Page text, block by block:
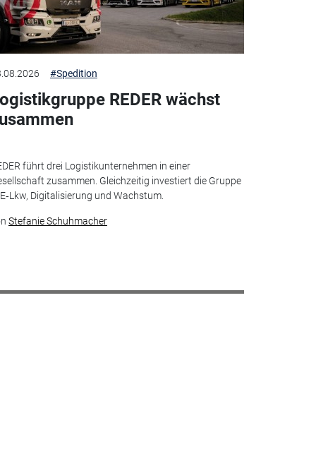
#Spedition
REDER wächst
führt drei Logistikunternehmen in einer
zusammen. Gleichzeitig investiert die Gruppe
Digitalisierung und Wachstum.
Stefanie Schuhmacher